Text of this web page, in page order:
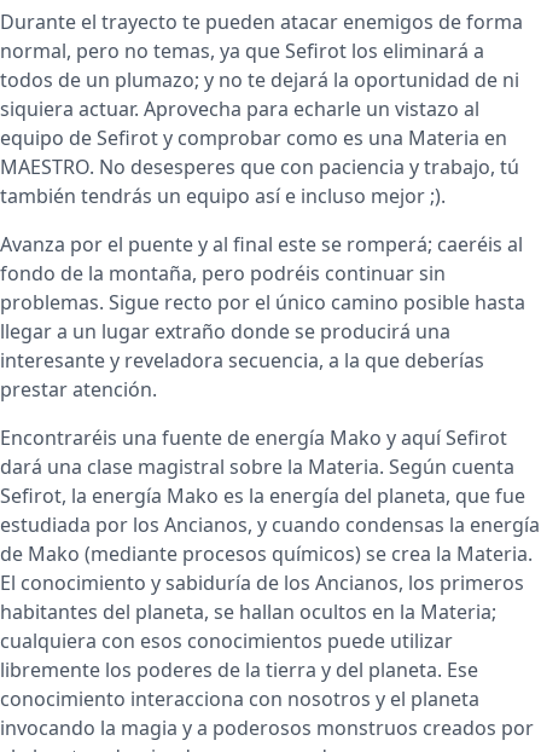
Durante el trayecto te pueden atacar enemigos de forma
normal, pero no temas, ya que Sefirot los eliminará a
todos de un plumazo; y no te dejará la oportunidad de ni
siquiera actuar. Aprovecha para echarle un vistazo al
equipo de Sefirot y comprobar como es una Materia en
MAESTRO. No desesperes que con paciencia y trabajo, tú
también tendrás un equipo así e incluso mejor ;).
Avanza por el puente y al final este se romperá; caeréis al
fondo de la montaña, pero podréis continuar sin
problemas. Sigue recto por el único camino posible hasta
llegar a un lugar extraño donde se producirá una
interesante y reveladora secuencia, a la que deberías
prestar atención.
Encontraréis una fuente de energía Mako y aquí Sefirot
dará una clase magistral sobre la Materia. Según cuenta
Sefirot, la energía Mako es la energía del planeta, que fue
estudiada por los Ancianos, y cuando condensas la energía
de Mako (mediante procesos químicos) se crea la Materia.
El conocimiento y sabiduría de los Ancianos, los primeros
habitantes del planeta, se hallan ocultos en la Materia;
cualquiera con esos conocimientos puede utilizar
libremente los poderes de la tierra y del planeta. Ese
conocimiento interacciona con nosotros y el planeta
invocando la magia y a poderosos monstruos creados por